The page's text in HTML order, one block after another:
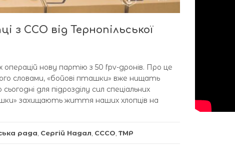
з ССО від Тернопільської
нову партію з 50 fpv-дронів. Про це
словами, «бойові пташки» вже нищать
для підрозділу сил спеціальних
захищають життя наших хлопців на
рада, Сергій Надал, СССО, ТМР